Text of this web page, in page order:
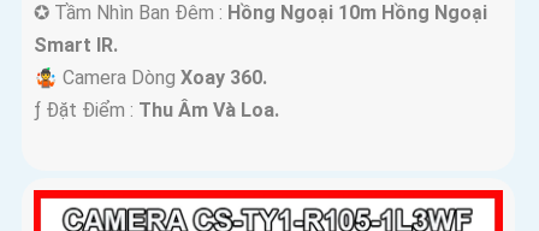
✪ Tầm Nhìn Ban Đêm : Hồng Ngoại 10m Hồng Ngoại
Smart IR.
🤹 Camera Dòng Xoay 360.
️ƒ Đặt Điểm : Thu Âm Và Loa.